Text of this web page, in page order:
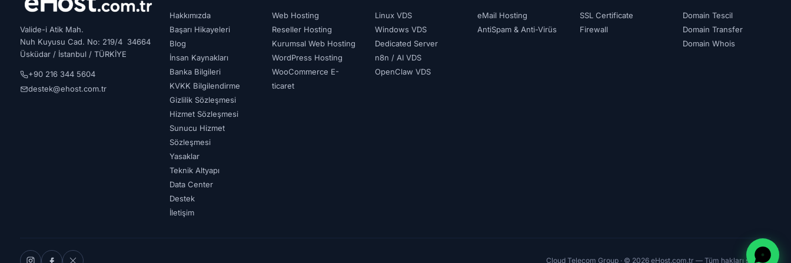
Valide-i Atik Mah.
Nuh Kuyusu Cad. No: 219/4 34664
Üsküdar / İstanbul / TÜRKİYE
+90 216 344 5604
destek@ehost.com.tr
Hakkımızda
Başarı Hikayeleri
Blog
İnsan Kaynakları
Banka Bilgileri
KVKK Bilgilendirme
Gizlilik Sözleşmesi
Hizmet Sözleşmesi
Sunucu Hizmet
Sözleşmesi
Yasaklar
Teknik Altyapı
Data Center
Destek
İletişim
Web Hosting
Reseller Hosting
Kurumsal Web Hosting
WordPress Hosting
WooCommerce E-
ticaret
Linux VDS
Windows VDS
Dedicated Server
n8n / AI VDS
OpenClaw VDS
eMail Hosting
AntiSpam & Anti-Virüs
SSL Certificate
Firewall
Domain Tescil
Domain Transfer
Domain Whois
Cloud Telecom Group · © 2026 eHost.com.tr — Tüm hakları saklıdır.